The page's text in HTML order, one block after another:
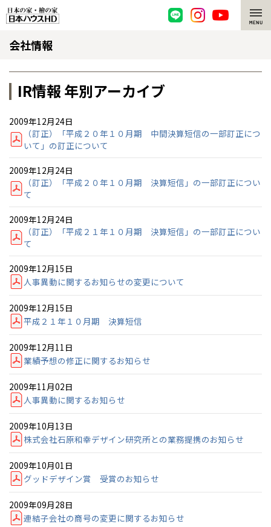
脱炭素・檜の家
環境にやさしい、脱炭素社会の住宅
耐震構造
高耐久住宅
高断熱・高気密の家
エネルギー自給自足
ZEH特集
感謝訪問・長期保証
直営工事
1メーターモジュール
24時間対応コールセンター
デザイン賞各種受賞
セントラルヒーティング
選ばれる理由
檜の魅力 トップ
檜と日本人
1000年を超えて生きる檜
知られざる檜の効果・作用
檜の住まいデザイン
理想の木材「檜」
注文住宅
注文住宅 トップ
グレートステージ
クレステージ
施工事例
平屋の家
外観・インテリア集
WEB住宅展示場
暮らし方提案
住まいのコラム
住まいのお手入れ集
施工事例
リフォーム
リフォーム トップ
選ばれる理由
リフォームの流れ
介護保険利用で快適リフォーム
資産活用
賃貸併用住宅のメリット
安心のサポートシステム
商品紹介
展示場案内
分譲住宅・土地
分譲マンション
分譲マンション トップ
ワザックとは
高い信頼性
安心の管理体制
ギャラリー
トランクルーム
会社情報
会社情報 トップ
ニュースリリース
代表ごあいさつ
企業理念
お問い合わせ
会員サイト
会社情報
IR情報 年別アーカイブ
2009年12月24日
（訂正）「平成２０年１０月期 中間決算短信の一部訂正につ
いて」の訂正について
2009年12月24日
（訂正）「平成２０年１０月期 決算短信」の一部訂正につい
て
2009年12月24日
（訂正）「平成２１年１０月期 決算短信」の一部訂正につい
て
2009年12月15日
人事異動に関するお知らせの変更について
2009年12月15日
平成２１年１０月期 決算短信
2009年12月11日
業績予想の修正に関するお知らせ
2009年11月02日
人事異動に関するお知らせ
2009年10月13日
株式会社石原和幸デザイン研究所との業務提携のお知らせ
2009年10月01日
グッドデザイン賞 受賞のお知らせ
2009年09月28日
連結子会社の商号の変更に関するお知らせ
全国の展示場
北海道
札幌
東北
お近くのイベント
北海道
札幌
小樽
東北